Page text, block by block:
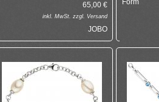
65,00 €
inkl. MwSt. zzgl. Versand
JOBO
Form